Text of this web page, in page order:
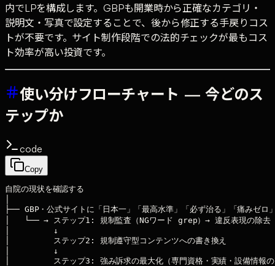
内でLPを構成します。GBPも開業時から正確なカテゴリ・
説明文・写真で設定することで、後から修正する手戻りコス
トが不要です。サイト制作段階での法的チェックが最もコス
ト効率が高い投資です。
使い分けフローチャート — 今どのス
テップか
code
Copy
自院の現状を確認する
├── GBP・公式サイトに「日本一」「最高水準」「必ず治る」「痛みゼロ
│   └── → ステップ1: 規制監査（NGワード grep）→ 違反表現の除去
│         ↓
│         ステップ2: 規制遵守型コンテンツへの書き換え
│         ↓
│         ステップ3: 強み訴求の最大化（専門資格・実績・設備情報の